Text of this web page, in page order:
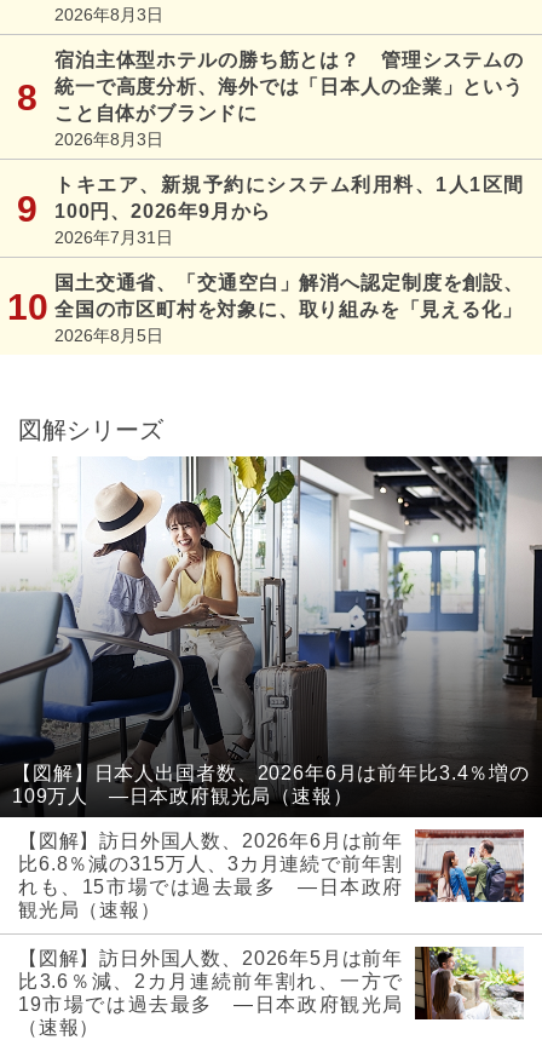
2026年8月3日
宿泊主体型ホテルの勝ち筋とは？ 管理システムの
統一で高度分析、海外では「日本人の企業」という
こと自体がブランドに
2026年8月3日
トキエア、新規予約にシステム利用料、1人1区間
100円、2026年9月から
2026年7月31日
国土交通省、「交通空白」解消へ認定制度を創設、
全国の市区町村を対象に、取り組みを「見える化」
2026年8月5日
図解シリーズ
【図解】日本人出国者数、2026年6月は前年比3.4％増の
109万人 ―日本政府観光局（速報）
【図解】訪日外国人数、2026年6月は前年
比6.8％減の315万人、3カ月連続で前年割
れも、15市場では過去最多 ―日本政府
観光局（速報）
【図解】訪日外国人数、2026年5月は前年
比3.6％減、2カ月連続前年割れ、一方で
19市場では過去最多 ―日本政府観光局
（速報）